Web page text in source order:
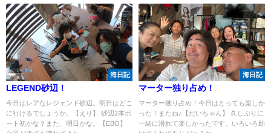
海日記
LEGEND砂辺！
今日はレアなレジェンド砂辺。明日はどこ
に行けるでしょうか。【えり】 砂辺2本ボ
ート初かな？また、明日かな。【EBO】
海日記
マーター独り占め！
マーター独り占め！今日はとっても楽しか
った！またね♪【だいちゃん】 久しぶりに
一緒に潜れて楽しかったです。いろいろ助